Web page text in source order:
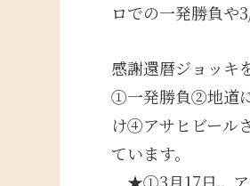
ロでの一発勝負や
感謝還暦ジョッキ
①一発勝負②地道
け④アサヒビール
ています。